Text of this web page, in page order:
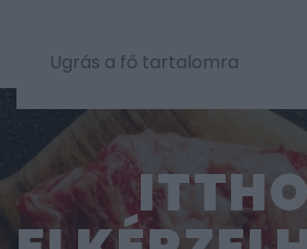
Ugrás a fő tartalomra